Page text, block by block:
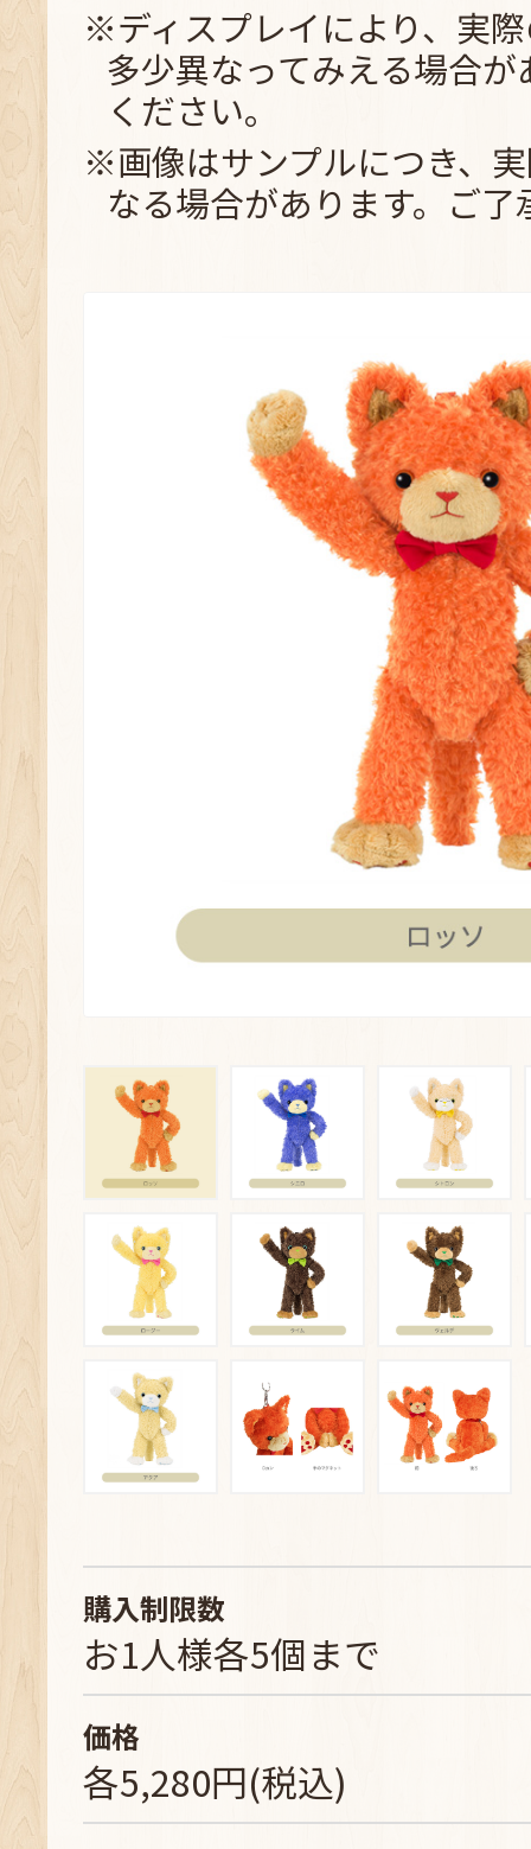
※ディスプレイにより、実
多少異なってみえる場合
ください。
※画像はサンプルにつき、
なる場合があります。ご
購入制限数
お1人様各5個まで
価格
各5,280円(税込)